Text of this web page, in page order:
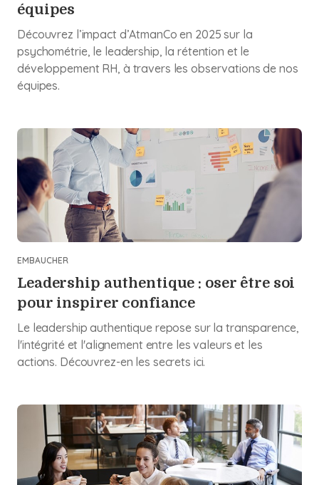
équipes
Découvrez l’impact d’AtmanCo en 2025 sur la
psychométrie, le leadership, la rétention et le
développement RH, à travers les observations de nos
équipes.
EMBAUCHER
Leadership authentique : oser être soi
pour inspirer confiance
Le leadership authentique repose sur la transparence,
l'intégrité et l'alignement entre les valeurs et les
actions. Découvrez-en les secrets ici.